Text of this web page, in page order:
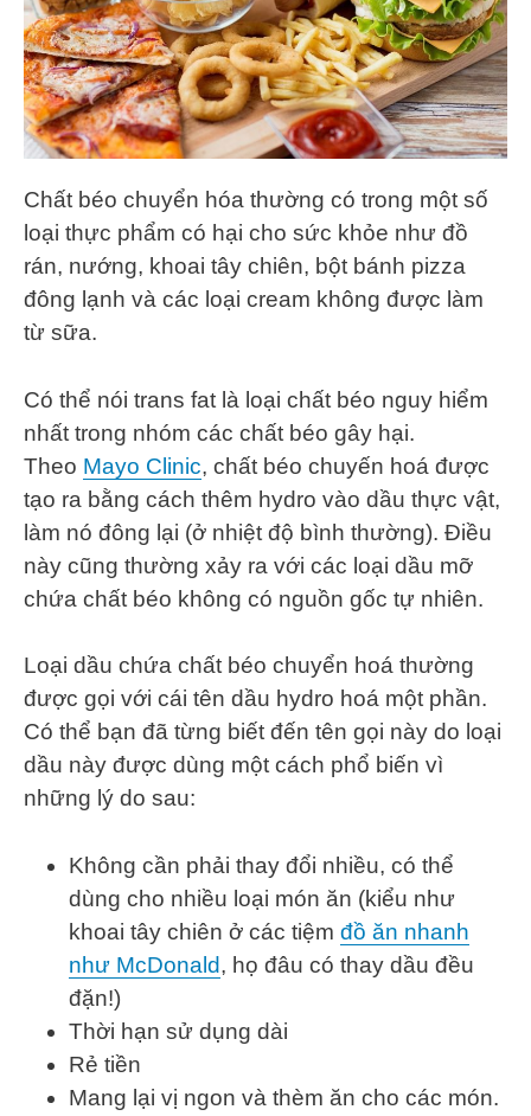
Chất béo chuyển hóa thường có trong một số
loại thực phẩm có hại cho sức khỏe như đồ
rán, nướng, khoai tây chiên, bột bánh pizza
đông lạnh và các loại cream không được làm
từ sữa.
Có thể nói trans fat là loại chất béo nguy hiểm
nhất trong nhóm các chất béo gây hại.
Theo Mayo Clinic, chất béo chuyến hoá được
tạo ra bằng cách thêm hydro vào dầu thực vật,
làm nó đông lại (ở nhiệt độ bình thường). Điều
này cũng thường xảy ra với các loại dầu mỡ
chứa chất béo không có nguồn gốc tự nhiên.
Loại dầu chứa chất béo chuyển hoá thường
được gọi với cái tên dầu hydro hoá một phần.
Có thể bạn đã từng biết đến tên gọi này do loại
dầu này được dùng một cách phổ biến vì
những lý do sau:
Không cần phải thay đổi nhiều, có thể
dùng cho nhiều loại món ăn (kiểu như
khoai tây chiên ở các tiệm đồ ăn nhanh
như McDonald, họ đâu có thay dầu đều
đặn!)
Thời hạn sử dụng dài
Rẻ tiền
Mang lại vị ngon và thèm ăn cho các món.